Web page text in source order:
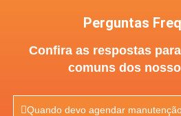
Perguntas
Confira as respostas
comuns dos
Quando devo agendar